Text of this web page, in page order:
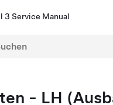
3 Service Manual
- LH